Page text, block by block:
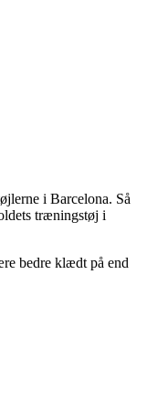
i Barcelona. Så
træningstøj i
bedre klædt på end